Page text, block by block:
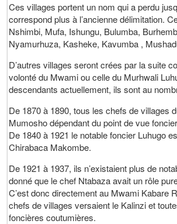
Ces villages portent un nom qui a perdu
correspond plus à l’ancienne délimitation.
Nshimbi, Mufa, Ishungu, Bulumba,
Nyamurhuza, Kasheke, Kavumba ,
D’autres villages seront crées par la suite
volonté du Mwami ou celle du Murhwali
descendants actuellement, ils sont au
De 1870 à 1890, tous les chefs de villages
Mumosho dépendant du point de vue
De 1840 à 1921 le notable foncier Luhugo
Chirabaca Makombe.
De 1921 à 1937, ils n’existaient plus de
donné que le chef Ntabaza avait un rôle
C’est donc directement au Mwami Kabare
chefs de villages versaient le Kalinzi et
foncières coutumières.